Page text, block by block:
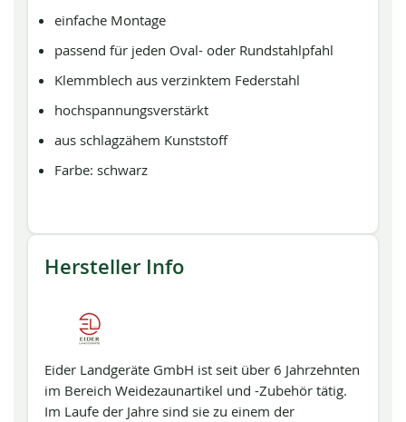
einfache Montage
passend für jeden Oval- oder Rundstahlpfahl
Klemmblech aus verzinktem Federstahl
hochspannungsverstärkt
aus schlagzähem Kunststoff
Farbe: schwarz
Hersteller Info
Eider Landgeräte GmbH ist seit über 6 Jahrzehnten
im Bereich Weidezaunartikel und -Zubehör tätig.
Im Laufe der Jahre sind sie zu einem der